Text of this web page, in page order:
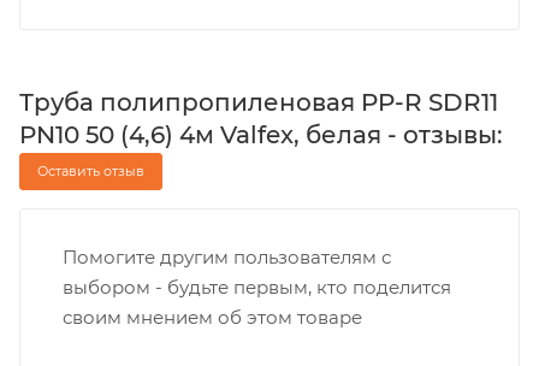
Труба полипропиленовая PP-R SDR11
PN10 50 (4,6) 4м Valfex, белая - отзывы:
Оставить отзыв
Помогите другим пользователям с
выбором - будьте первым, кто поделится
своим мнением об этом товаре